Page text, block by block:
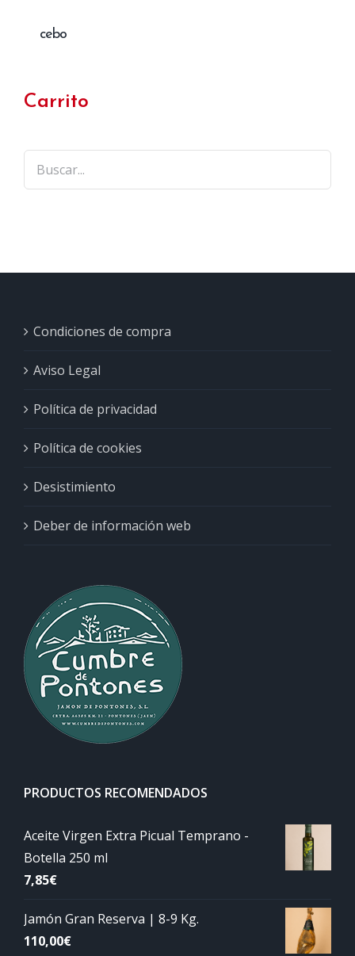
cebo
Carrito
Condiciones de compra
Aviso Legal
Política de privacidad
Política de cookies
Desistimiento
Deber de información web
PRODUCTOS RECOMENDADOS
Aceite Virgen Extra Picual Temprano -
Botella 250 ml
7,85€
Jamón Gran Reserva | 8-9 Kg.
110,00€